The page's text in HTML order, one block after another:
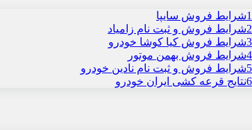
1شرایط فروش سایپا
2شرایط فروش و ثبت نام زامیاد
3شرایط فروش کیا کوشا خودرو
4شرایط فروش بهمن موتور
5شرایط فروش و ثبت نام نادین خودرو
6نتایج قرعه کشی ایران خودرو